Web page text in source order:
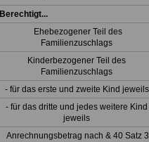
Berechtigt...
Ehebezogener Teil des
Familienzuschlags
Kinderbezogener Teil des
Familienzuschlags
- für das erste und zweite Kind jeweils
- für das dritte und jedes weitere Kind
jeweils
Anrechnungsbetrag nach & 40 Satz 3